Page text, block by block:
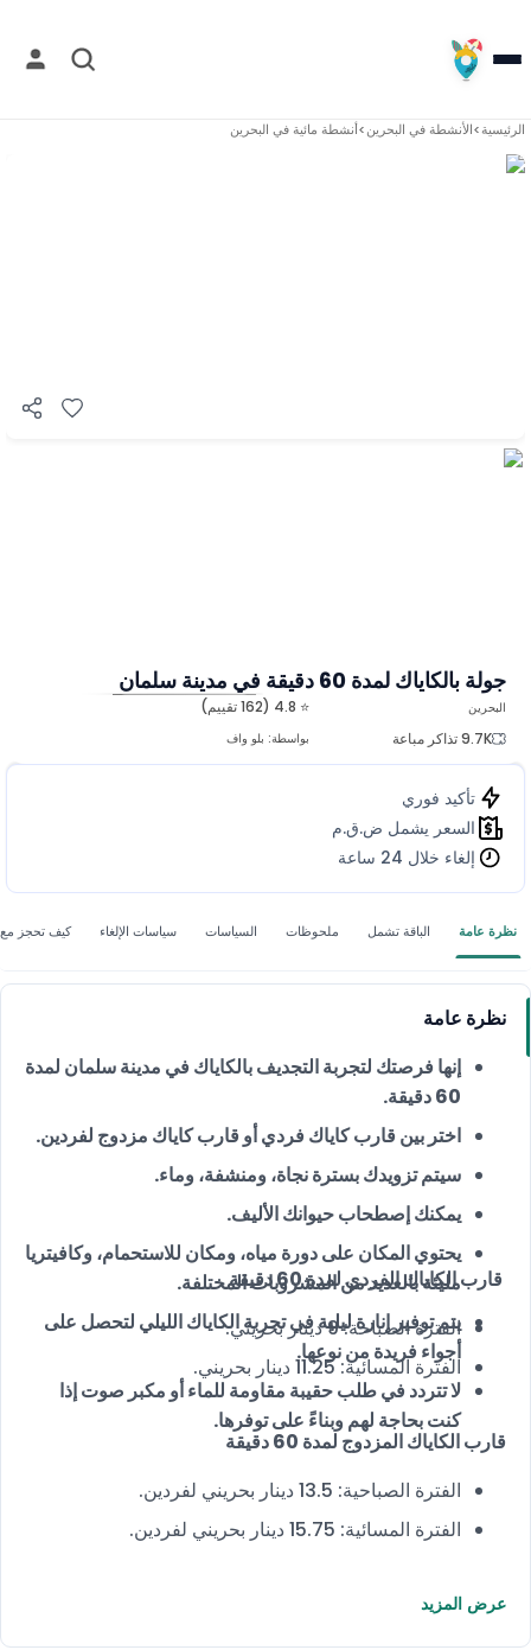
الرئيسية>الأنشطة في البحرين>أنشطة مائية في البحرين
جولة بالكاياك لمدة 60 دقيقة في مدينة سلمان
⭐ 4.8 (162 تقييم)
9.7K تذاكر مباعة
بواسطة: بلو واف
البحرين المزيد من الصور
تأكيد فوري
السعر يشمل ض.ق.م
إلغاء خلال 24 ساعة
نظرة عامة الباقة تشمل السياسات سياسات الإلغاء كيف تحجز
نظرة عامة
إنها فرصتك لتجربة التجديف بالكاياك في مدينة سلمان لمدة
60 دقيقة.
اختر بين قارب كاياك فردي أو قارب كاياك مزدوج لفردين.
سيتم تزويدك بسترة نجاة، ومنشفة، وماء.
يمكنك إصطحاب حيوانك الأليف.
يحتوي المكان على دورة مياه، ومكان للاستحمام، وكافيتريا
مليئة بالعديد من المشروبات المختلفة.
يتم توفير إنارة ليلية في تجربة الكاياك الليلي لتحصل على
أجواء فريدة من نوعها.
لا تتردد في طلب حقيبة مقاومة للماء أو مكبر صوت إذا
كنت بحاجة لهم وبناءً على توفرها.
قارب الكاياك الفردي لمدة 60 دقيقة
الفترة الصباحة: 9 دينار بحريني.
الفترة المسائية: 11.25 دينار بحريني.
قارب الكاياك المزدوج لمدة 60 دقيقة
الفترة الصباحية: 13.5 دينار بحريني لفردين.
الفترة المسائية: 15.75 دينار بحريني لفردين.
عرض المزيد